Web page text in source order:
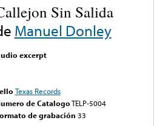
Sin Salida
Manuel Donley
excerpt
Texas Records
de CatalogoTELP-5004
de grabación 33